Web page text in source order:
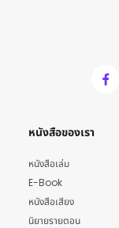
หนังสือของเรา
หนังสือเล่ม
E-Book
หนังสือเสียง
นิยายรายตอน